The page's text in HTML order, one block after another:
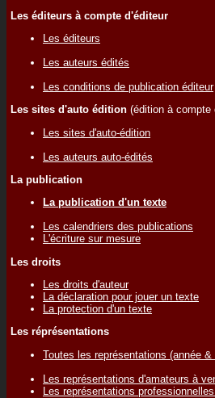
Les éditeurs à compte d'éditeur
Les éditeurs
Les auteurs édités
Les conditions de publication éditeur
Les sites d'auto édition (édition à compte
Les sites d'auto-édition
Les auteurs auto-édités
La publication
La publication d'un texte
Les calendriers des publications
L'écriture sur mesure
Les droits
Les droits d'auteur
La déclaration pour jouer un texte
La protection d'un texte
Les réprésentations
Toutes les représentations (année &
Les représentations d'amateurs à
Les représentations